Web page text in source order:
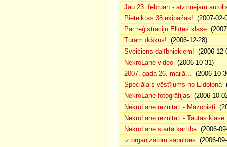
Jau 23. februārī - atzīmējam
Pieteiktas 38 ekipāžas! (2007-02-
Par reģistrāciju Ellītes klasē
Turam īkšķus! (2006-12-28)
Sveiciens dalībniekiem! (2006-12-
NekroLane video (2006-10-31)
2007. gada 26. maijā... (2006-10-
Speciālais vēstījums no Eidolona
NekroLane fotogrāfijas (2006-10-
NekroLane rezultāti - Mazohisti
NekroLane rezultāti - Tautas klase
NekroLane starta kārtība(2006-
iz organizatoru sapulces (2006-